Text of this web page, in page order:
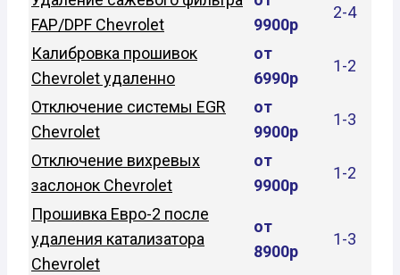
FAP/DPF Chevrolet
9900р
2-4
Калибровка прошивок
Chevrolet удаленно
от
6990р
1-2
Отключение системы EGR
Chevrolet
от
9900р
1-3
Отключение вихревых
заслонок Chevrolet
от
9900р
1-2
Прошивка Евро-2 после
удаления катализатора
Chevrolet
от
8900р
1-3